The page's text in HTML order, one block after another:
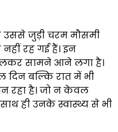
जुड़ी चरम मौसमी
रह गई हैं। इन
सामने आने लगा है।
बल्कि रात में भी
रहा है। जो न केवल
ही उनके स्वास्थ्य से भी